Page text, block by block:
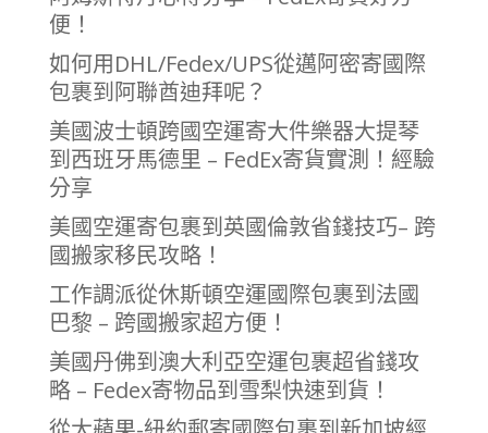
便！
如何用DHL/Fedex/UPS從邁阿密寄國際
包裹到阿聯酋迪拜呢？
美國波士頓跨國空運寄大件樂器大提琴
到西班牙馬德里 – FedEx寄貨實測！經驗
分享
美國空運寄包裹到英國倫敦省錢技巧– 跨
國搬家移民攻略！
工作調派從休斯頓空運國際包裹到法國
巴黎 – 跨國搬家超方便！
美國丹佛到澳大利亞空運包裹超省錢攻
略 – Fedex寄物品到雪梨快速到貨！